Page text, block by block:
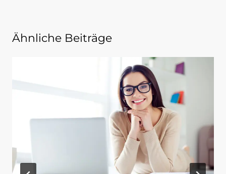
Ähnliche Beiträge